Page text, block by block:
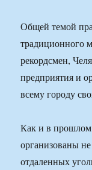
Общей темой
традиционного
рекордсмен,
предприятия и
всему городу
Как и в прошлом
организованы
отдаленных